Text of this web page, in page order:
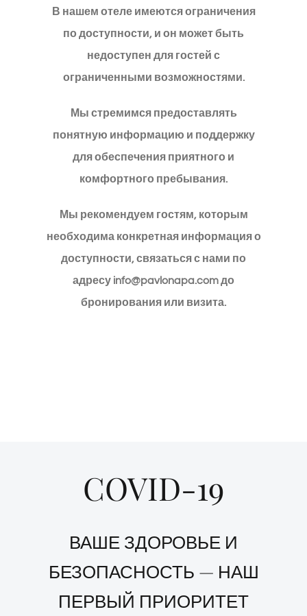
В нашем отеле имеются ограничения
по доступности, и он может быть
недоступен для гостей с
ограниченными возможностями.
Мы стремимся предоставлять
понятную информацию и поддержку
для обеспечения приятного и
комфортного пребывания.
Мы рекомендуем гостям, которым
необходима конкретная информация о
доступности, связаться с нами по
адресу info@pavlonapa.com до
бронирования или визита.
COVID-19
ВАШЕ ЗДОРОВЬЕ И
БЕЗОПАСНОСТЬ — НАШ
ПЕРВЫЙ ПРИОРИТЕТ